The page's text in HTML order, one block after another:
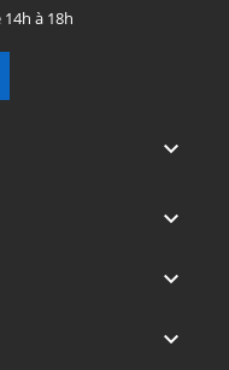
à 18h



